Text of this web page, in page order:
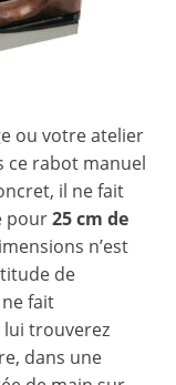
ou votre atelier
ce rabot manuel
il ne fait
pour25 cm de
n’est
de
fait
trouverez
dans une